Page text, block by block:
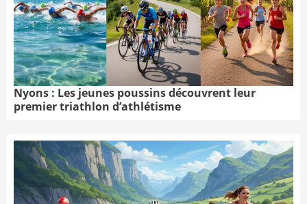
Nyons : Les jeunes poussins découvrent leur
premier triathlon d’athlétisme